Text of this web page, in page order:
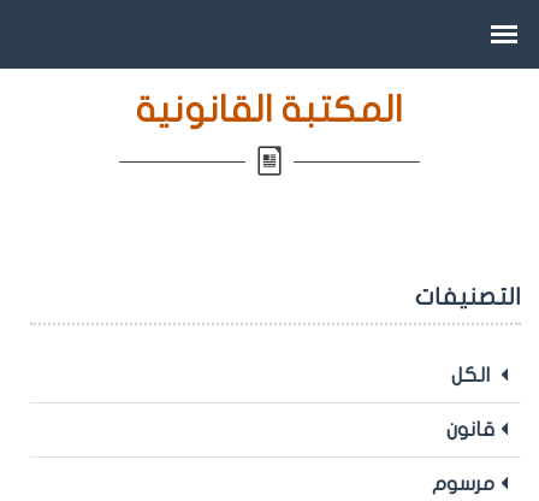
المكتبة القانونية
التصنيفات
الكل
قانون
مرسوم